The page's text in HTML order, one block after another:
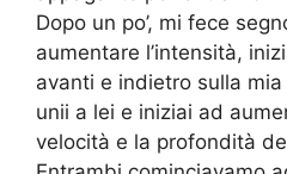
Dopo un po’, mi fece
aumentare l’intensità,
avanti e indietro sulla
unii a lei e iniziai ad
velocità e la profondità